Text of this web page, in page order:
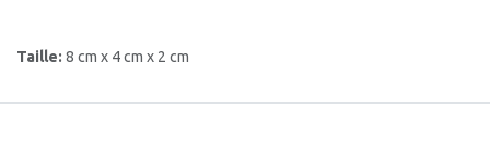
Taille: 8 cm x 4 cm x 2 cm